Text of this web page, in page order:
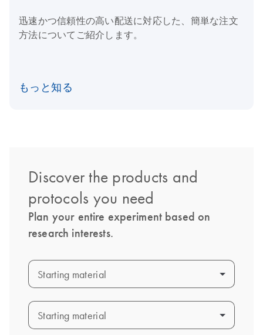
迅速かつ信頼性の高い配送に対応した、簡単な注文
方法についてご紹介します。
もっと知る
Discover the products and
protocols you need
Plan your entire experiment based on
research interests.
Starting material
Starting material
Starting material
Starting material